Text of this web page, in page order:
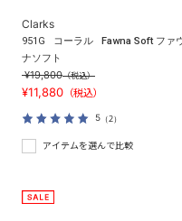
Clarks
951G コーラル
Fawna Soft ファ
ナソフト
¥19,800（税込）
¥11,880 （税込）
5（2）
アイテムを選んで比較